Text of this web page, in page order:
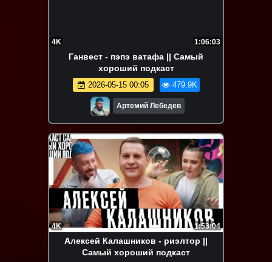
4K 1:06:03
Ганвест - пэпэ ватафа || Самый
хороший подкаст
2026-05-15 00:05 479.9K
Артемий Лебедев
4K 1:53:04
Алексей Калашников - риэлтор ||
Самый хороший подкаст